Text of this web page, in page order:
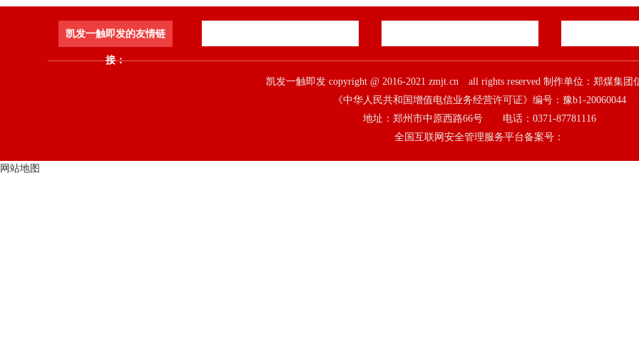
凯发一触即发的友情链
接：
凯发一触即发 copyright @ 2016-2021 zmjt.cn all rights reserved 制作单位：郑煤集团
《中华人民共和国增值电信业务经营许可证》编号：豫b1-20060044
地址：郑州市中原西路66号 电话：0371-87781116
全国互联网安全管理服务平台备案号：
网站地图